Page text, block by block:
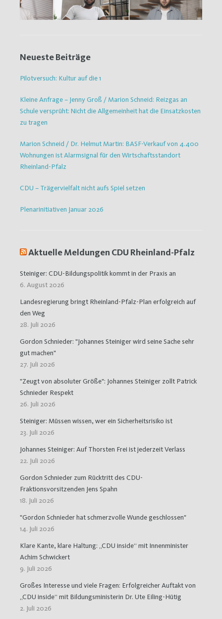
Neueste Beiträge
Pilotversuch: Kultur auf die 1
Kleine Anfrage – Jenny Groß / Marion Schneid: Reizgas an
Schule versprüht: Nicht die Allgemeinheit hat die Einsatzkosten
zu tragen
Marion Schneid / Dr. Helmut Martin: BASF-Verkauf von 4.400
Wohnungen ist Alarmsignal für den Wirtschaftsstandort
Rheinland-Pfalz
CDU – Trägervielfalt nicht aufs Spiel setzen
Plenarinitiativen Januar 2026
Aktuelle Meldungen CDU Rheinland-Pfalz
Steiniger: CDU-Bildungspolitik kommt in der Praxis an
6. August 2026
Landesregierung bringt Rheinland-Pfalz-Plan erfolgreich auf
den Weg
28. Juli 2026
Gordon Schnieder: "Johannes Steiniger wird seine Sache sehr
gut machen"
27. Juli 2026
"Zeugt von absoluter Größe": Johannes Steiniger zollt Patrick
Schnieder Respekt
26. Juli 2026
Steiniger: Müssen wissen, wer ein Sicherheitsrisiko ist
23. Juli 2026
Johannes Steiniger: Auf Thorsten Frei ist jederzeit Verlass
22. Juli 2026
Gordon Schnieder zum Rücktritt des CDU-
Fraktionsvorsitzenden Jens Spahn
18. Juli 2026
"Gordon Schnieder hat schmerzvolle Wunde geschlossen"
14. Juli 2026
Klare Kante, klare Haltung: „CDU inside“ mit Innenminister
Achim Schwickert
9. Juli 2026
Großes Interesse und viele Fragen: Erfolgreicher Auftakt von
„CDU inside“ mit Bildungsministerin Dr. Ute Eiling-Hütig
2. Juli 2026